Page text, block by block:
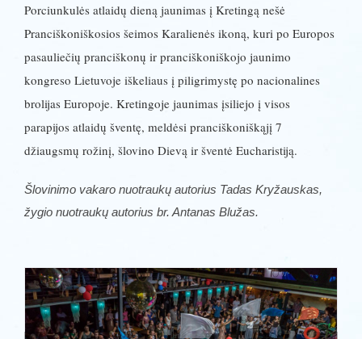
Porciunkulės atlaidų dieną jaunimas į Kretingą nešė
Pranciškoniškosios šeimos Karalienės ikoną, kuri po Europos
pasauliečių pranciškonų ir pranciškoniškojo jaunimo
kongreso Lietuvoje iškeliaus į piligrimystę po nacionalines
brolijas Europoje. Kretingoje jaunimas įsiliejo į visos
parapijos atlaidų šventę, meldėsi pranciškoniškąjį 7
džiaugsmų rožinį, šlovino Dievą ir šventė Eucharistiją.
Šlovinimo vakaro nuotraukų autorius Tadas Kryžauskas,
žygio nuotraukų autorius br. Antanas Blužas.